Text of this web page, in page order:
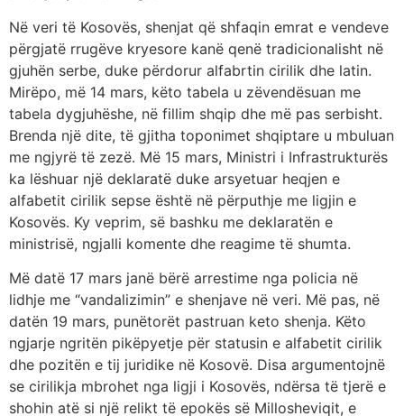
Në veri të Kosovës, shenjat që shfaqin emrat e vendeve
përgjatë rrugëve kryesore kanë qenë tradicionalisht në
gjuhën serbe, duke përdorur alfabrtin cirilik dhe latin.
Mirëpo, më 14 mars, këto tabela u zëvendësuan me
tabela dygjuhëshe, në fillim shqip dhe më pas serbisht.
Brenda një dite, të gjitha toponimet shqiptare u mbuluan
me ngjyrë të zezë. Më 15 mars, Ministri i Infrastrukturës
ka lëshuar një deklaratë duke arsyetuar heqjen e
alfabetit cirilik sepse është në përputhje me ligjin e
Kosovës. Ky veprim, së bashku me deklaratën e
ministrisë, ngjalli komente dhe reagime të shumta.
Më datë 17 mars janë bërë arrestime nga policia në
lidhje me “vandalizimin” e shenjave në veri. Më pas, në
datën 19 mars, punëtorët pastruan keto shenja. Këto
ngjarje ngritën pikëpyetje për statusin e alfabetit cirilik
dhe pozitën e tij juridike në Kosovë. Disa argumentojnë
se cirilikja mbrohet nga ligji i Kosovës, ndërsa të tjerë e
shohin atë si një relikt të epokës së Millosheviqit, e